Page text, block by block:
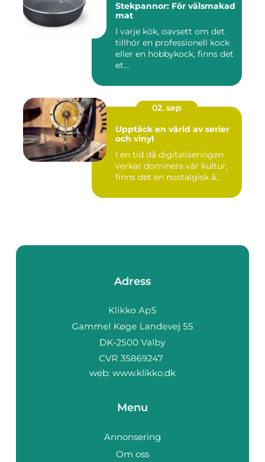
Stekpannor: För välsmakad
mat
I varje kök, oavsett om det
tillhör en professionell kock
eller en hobbykock, finns det
et...
02. sep
Upptäck en värld av serier
och vinyl
I en tid då digitaliseringen
verkar dominera vår kultur,
finns det en nostalgisk å...
Adress
web: www.klikko.dk
Menu
Annonsering
Om oss